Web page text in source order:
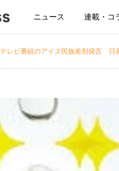
ニュース 連載・コ
テレビ番組のアイヌ民族差別発言 日